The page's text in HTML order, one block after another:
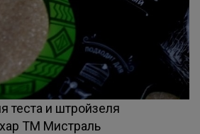
теста и штройзеля
ТМ Мистраль